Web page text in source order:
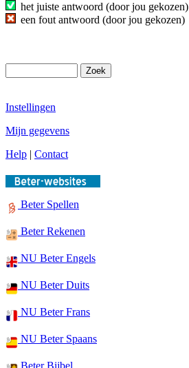
het juiste antwoord (door jou gekozen)
een fout antwoord (door jou gekozen)
Instellingen
Mijn gegevens
Help | Contact
Beter Spellen
Beter Rekenen
NU Beter Engels
NU Beter Duits
NU Beter Frans
NU Beter Spaans
Beter Bijbel